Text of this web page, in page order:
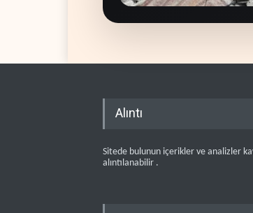
Alıntı
Sitede bulunun içerikler ve analizler
alıntılanabilir .